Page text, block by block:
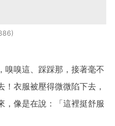
嗅嗅這、踩踩那，接著毫不
衣服被壓得微微陷下去，
，像是在說：「這裡挺舒服